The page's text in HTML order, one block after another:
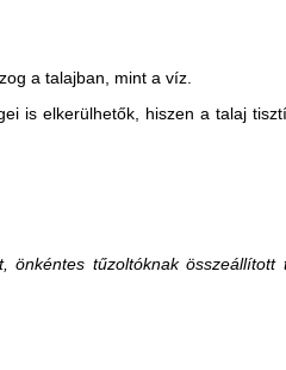
a talajban, mint a víz.
is elkerülhetők, hiszen a talaj
önkéntes tűzoltóknak összeállított